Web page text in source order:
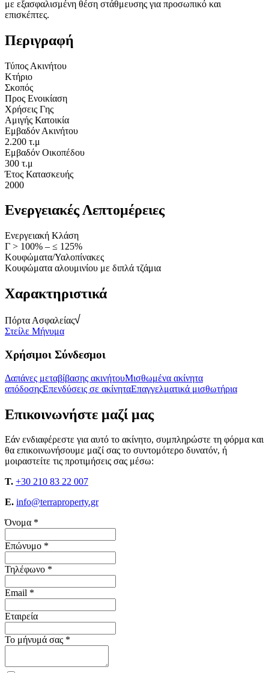
με εξασφαλισμένη θέση στάθμευσης για προσωπικό και
επισκέπτες.
Περιγραφή
Τύπος Ακινήτου
Κτήριο
Σκοπός
Προς Ενοικίαση
Χρήσεις Γης
Αμιγής Κατοικία
Εμβαδόν Ακινήτου
2.200 τ.μ
Εμβαδόν Οικοπέδου
300 τ.μ
Έτος Κατασκευής
2000
Ενεργειακές Λεπτομέρειες
Ενεργειακή Κλάση
Γ > 100% – ≤ 125%
Κουφώματα/Υαλοπίνακες
Κουφώματα αλουμινίου με διπλά τζάμια
Χαρακτηριστικά
Πόρτα Ασφαλείας
Στείλε Μήνυμα
Χρήσιμοι Σύνδεσμοι
Δαπάνες μεταβίβασης ακινήτουΜισθωμένα ακίνητα
απόδοσηςΕπενδύσεις σε ακίνηταΕπαγγελματικά μισθωτήρια
Επικοινωνήστε μαζί μας
Εάν ενδιαφέρεστε για αυτό το ακίνητο, συμπληρώστε τη φόρμα και
θα επικοινωνήσουμε μαζί σας το συντομότερο δυνατόν, ή
μοιραστείτε τις προτιμήσεις σας μέσω:
T. +30 210 83 22 007
E. info@terraproperty.gr
Όνομα *
Επώνυμο *
Τηλέφωνο *
Email *
Εταιρεία
Το μήνυμά σας *